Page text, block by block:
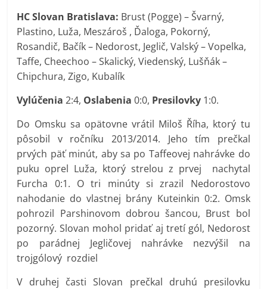
HC Slovan Bratislava: Brust (Pogge) – Švarný,
Plastino, Luža, Meszároš , Ďaloga, Pokorný,
Rosandič, Bačík – Nedorost, Jeglič, Valský – Vopelka,
Taffe, Cheechoo – Skalický, Viedenský, Lušňák –
Chipchura, Zigo, Kubalík
Vylúčenia 2:4, Oslabenia 0:0, Presilovky 1:0.
Do Omsku sa opätovne vrátil Miloš Říha, ktorý tu
pôsobil v ročníku 2013/2014. Jeho tím prečkal
prvých päť minút, aby sa po Taffeovej nahrávke do
puku oprel Luža, ktorý strelou z prvej nachytal
Furcha 0:1. O tri minúty si zrazil Nedorostovo
nahodanie do vlastnej brány Kuteinkin 0:2. Omsk
pohrozil Parshinovom dobrou šancou, Brust bol
pozorný. Slovan mohol pridať aj tretí gól, Nedorost
po parádnej Jegličovej nahrávke nezvýšil na
trojgólový rozdiel
V druhej časti Slovan prečkal druhú presilovku